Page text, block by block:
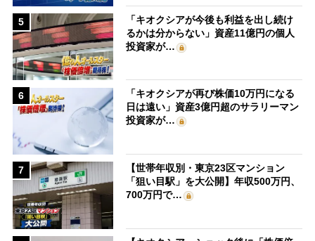
5
「キオクシアが今後も利益を出し続け
るかは分からない」資産11億円の個人
投資家が…
6
「キオクシアが再び株価10万円になる
日は遠い」資産3億円超のサラリーマン
投資家が…
7
【世帯年収別・東京23区マンション
「狙い目駅」を大公開】年収500万円、
700万円で…